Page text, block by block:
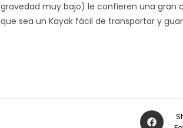
gravedad muy bajo) le confieren una gran
que sea un Kayak fácil de transportar y